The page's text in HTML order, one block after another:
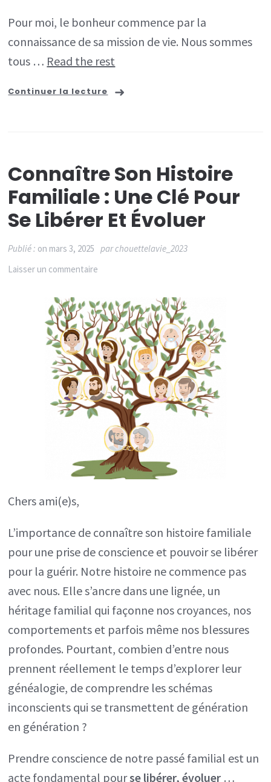
Pour moi, le bonheur commence par la
connaissance de sa mission de vie. Nous sommes
tous … Read the rest
Continuer la lecture
Connaître Son Histoire
Familiale : Une Clé Pour
Se Libérer Et Évoluer
Publié : on mars 3, 2025 parchouettelavie_2023
Laisser un commentaire
son
histoire
familiale
:
une
clé
pour
se
libérer
et
Chers ami(e)s,
L’importance de connaître son histoire familiale
pour une prise de conscience et pouvoir se libérer
pour la guérir. Notre histoire ne commence pas
avec nous. Elle s’ancre dans une lignée, un
héritage familial qui façonne nos croyances, nos
comportements et parfois même nos blessures
profondes. Pourtant, combien d’entre nous
prennent réellement le temps d’explorer leur
généalogie, de comprendre les schémas
inconscients qui se transmettent de génération
en génération ?
Prendre conscience de notre passé familial est un
acte fondamental pourse libérer, évoluer …